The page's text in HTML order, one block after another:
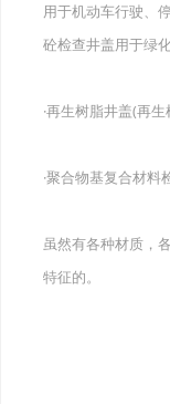
用于机动车行驶、
砼检查井盖用于绿
·再生树脂井盖(再
·聚合物基复合材料
虽然有各种材质，
特征的。